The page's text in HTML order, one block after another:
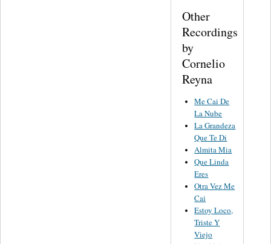
Other
Recordings
by
Cornelio
Reyna
Me Cai De
La Nube
La Grandeza
Que Te Di
Almita Mia
Que Linda
Eres
Otra Vez Me
Cai
Estoy Loco,
Triste Y
Viejo